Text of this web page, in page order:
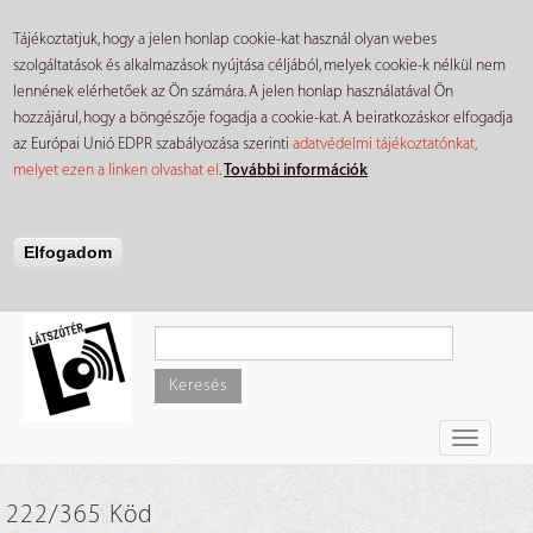
Tájékoztatjuk, hogy a jelen honlap cookie-kat használ olyan webes
szolgáltatások és alkalmazások nyújtása céljából, melyek cookie-k nélkül nem
lennének elérhetőek az Ön számára. A jelen honlap használatával Ön
hozzájárul, hogy a böngészője fogadja a cookie-kat. A beiratkozáskor elfogadja
az Európai Unió EDPR szabályozása szerintiadatvédelmi tájékoztatónkat,
melyet ezen a linken olvashat el.További információk
Elfogadom
tartalomra
Keresés
Toggle
222/365 Köd